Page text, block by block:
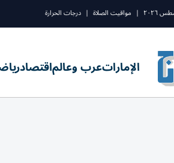
| مواقيت الصلاة | درجات الحرارة
الإماراتعرب وعالماقتصاد